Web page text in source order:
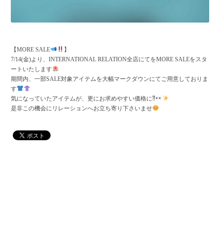
【MORE SALE
】
7/14(金)より、INTERNATIONAL RELATION全店にてをMORE SALEをスタ
ートいたします
期間内、一部SALE対象アイテムを大幅マークダウンにてご用意しておりま
す
気になっていたアイテムが、更にお求めやすい価格に⁈
是非この機会にリレーションへお立ち寄り下さいませ